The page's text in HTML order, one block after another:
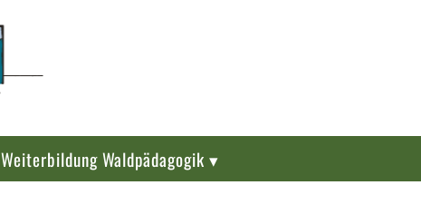
Weiterbildung Waldpädagogik ▾